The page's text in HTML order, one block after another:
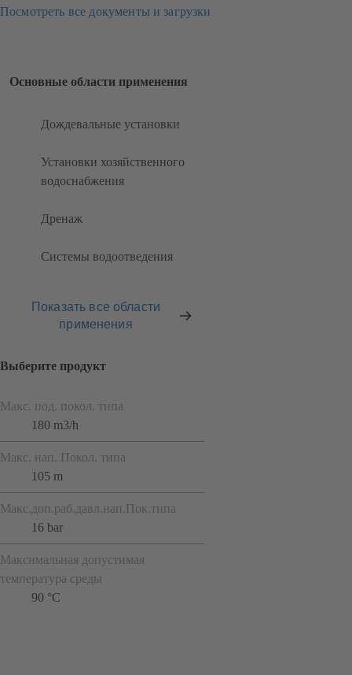
Посмотреть все документы и загрузки
Основные области применения
Дождевальные установки
Установки хозяйственного
водоснабжения
Дренаж
Системы водоотведения
Показать все области
применения
Выберите продукт
Макс. под. покол. типа
180 m3/h
Макс. нап. Покол. типа
105 m
Макс.доп.раб.давл.нап.Пок.типа
16 bar
Максимальная допустимая
температура среды
90 °C